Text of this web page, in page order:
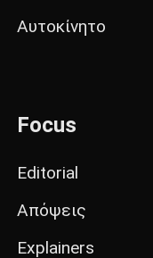
Αυτοκίνητο
Focus
Editorial
Απόψεις
Explainers